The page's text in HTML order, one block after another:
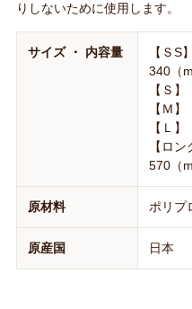
りしないために使用します。
サイズ ・ 内容量
【Ｓ
340（
【Ｓ
【Ｍ
【Ｌ
【ロ
570（
原材料 ポリプ
原産国 日本